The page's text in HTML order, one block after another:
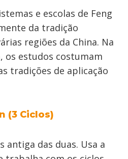
e escolas de Feng
da tradição
regiões da China. Na
os estudos costumam
tradições de aplicação
(3 Ciclos)
antiga das duas. Usa a